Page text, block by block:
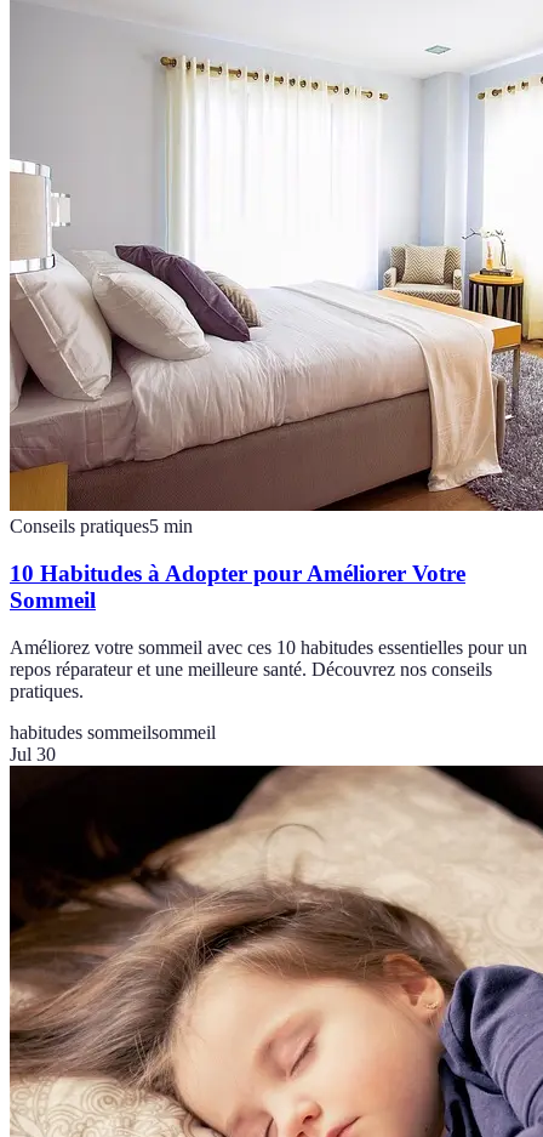
Conseils pratiques5 min
10 Habitudes à Adopter pour Améliorer Votre
Sommeil
Améliorez votre sommeil avec ces 10 habitudes essentielles pour un
repos réparateur et une meilleure santé. Découvrez nos conseils
pratiques.
habitudes sommeilsommeil
Jul 30